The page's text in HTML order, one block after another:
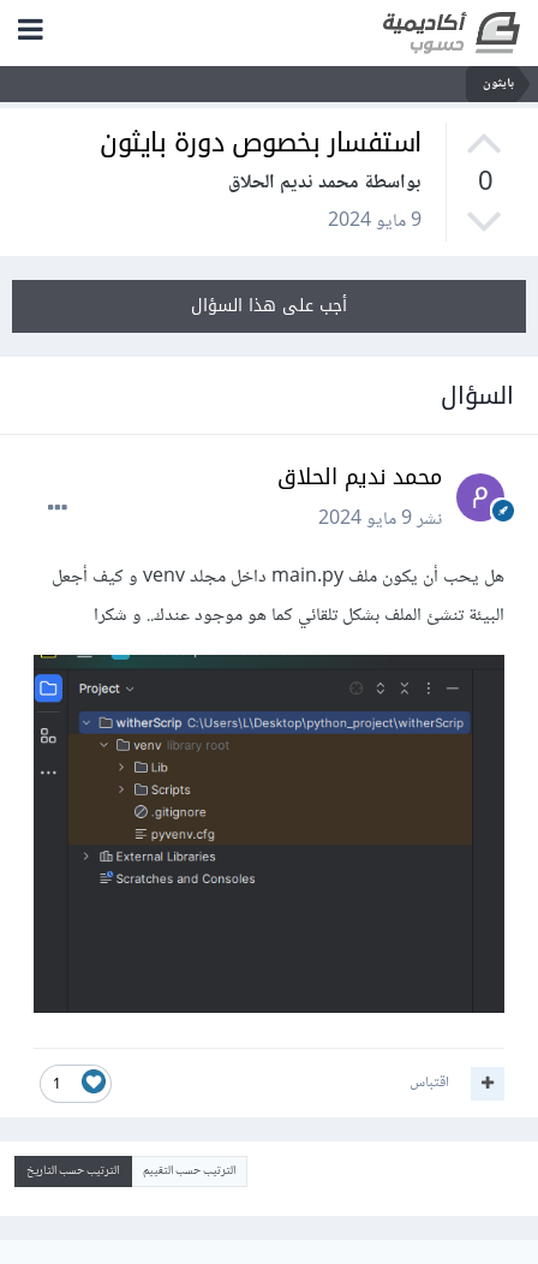
بايثون
0
استفسار بخصوص دورة بايثون
بواسطة محمد نديم الحلاق
9 مايو 2024
أجب على هذا السؤال
السؤال
محمد نديم الحلاق
نشر9 مايو 2024
هل يحب أن يكون ملف main.py داخل مجلد venv و كيف أجعل
البيئة تنشئ الملف بشكل تلقائي كما هو موجود عندك.. و شكرا
1 اقتباس
الترتيب حسب التقييم الترتيب حسب التاريخ